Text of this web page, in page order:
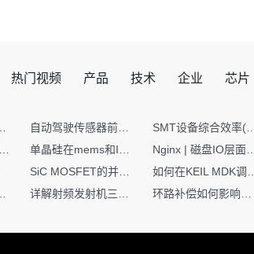
热门视频 产品 技术 企业 芯片